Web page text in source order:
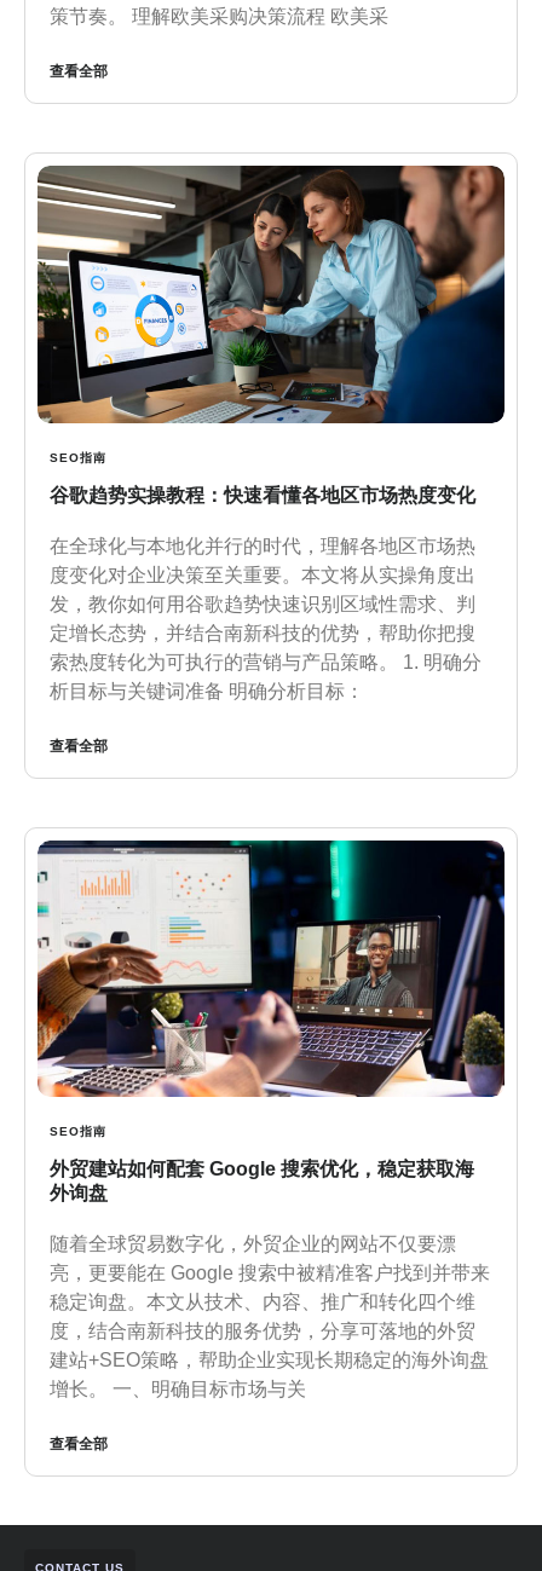
策节奏。 理解欧美采购决策流程 欧美采
查看全部
SEO指南
谷歌趋势实操教程：快速看懂各地区市场热度变化
在全球化与本地化并行的时代，理解各地区市场热
度变化对企业决策至关重要。本文将从实操角度出
发，教你如何用谷歌趋势快速识别区域性需求、判
定增长态势，并结合南新科技的优势，帮助你把搜
索热度转化为可执行的营销与产品策略。 1. 明确分
析目标与关键词准备 明确分析目标：
查看全部
SEO指南
外贸建站如何配套 Google 搜索优化，稳定获取海
外询盘
随着全球贸易数字化，外贸企业的网站不仅要漂
亮，更要能在 Google 搜索中被精准客户找到并带来
稳定询盘。本文从技术、内容、推广和转化四个维
度，结合南新科技的服务优势，分享可落地的外贸
建站+SEO策略，帮助企业实现长期稳定的海外询盘
增长。 一、明确目标市场与关
查看全部
CONTACT US